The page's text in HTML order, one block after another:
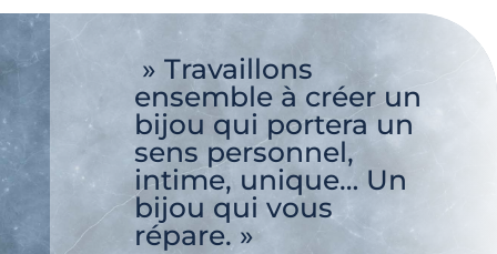
» Travaillons
ensemble à créer un
bijou qui portera un
sens personnel,
intime, unique… Un
bijou qui vous
répare. »